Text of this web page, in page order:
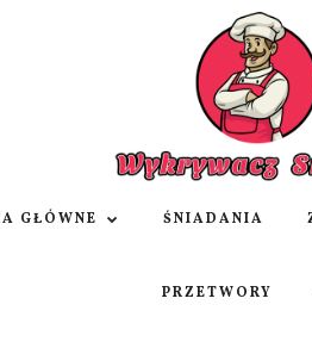
GŁÓWNE ŚNIADANIA
PRZETWORY